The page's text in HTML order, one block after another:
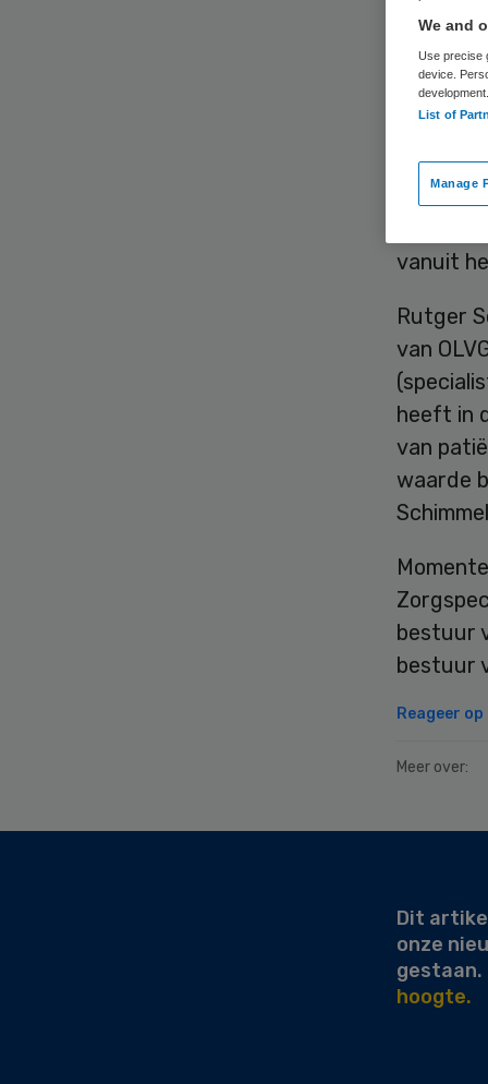
vanuit
Rutger
van
heeft in
van
waarde
bestuur
bestuur
Reageer
Meer over:
Dit
onze
gestaan.
hoogte.
We and
Use precise
device.
development.
List of
Manage